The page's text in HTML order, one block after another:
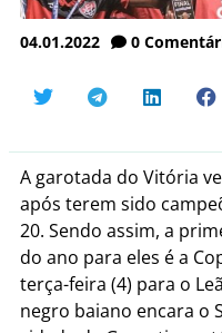
04.01.2022 0
A garotada do Vitória
após terem sido
20. Sendo assim, a
do ano para eles é a
terça-feira (4) para o
negro baiano encara o